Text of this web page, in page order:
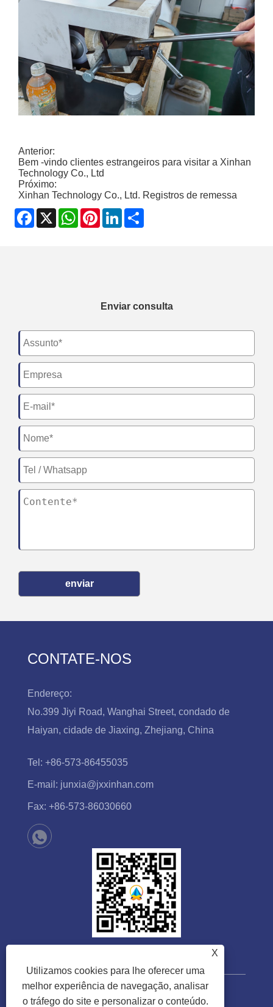
Anterior:
Bem -vindo clientes estrangeiros para visitar a Xinhan
Technology Co., Ltd
Próximo:
Xinhan Technology Co., Ltd. Registros de remessa
Facebook
X WhatsApp
PinterestLinkedIn
Enviar consulta
enviar
CONTATE-NOS
Endereço:
No.399 Jiyi Road, Wanghai Street, condado de
Haiyan, cidade de Jiaxing, Zhejiang, China
Tel: +86-573-86455035
E-mail: junxia@jxxinhan.com
Fax: +86-573-86030660
X
Utilizamos cookies para lhe oferecer uma
melhor experiência de navegação, analisar
o tráfego do site e personalizar o conteúdo.